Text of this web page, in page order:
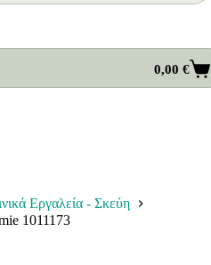
Καλάθι
Αγορών
0,00 €
Εργαλεία - Σκεύη
1011173